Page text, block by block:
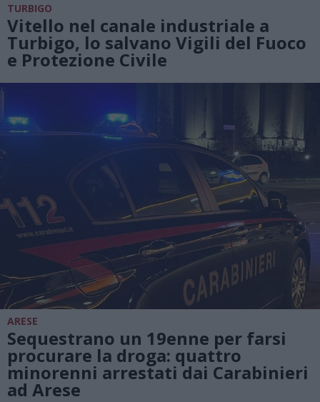
TURBIGO
Vitello nel canale industriale a
Turbigo, lo salvano Vigili del Fuoco
e Protezione Civile
ARESE
Sequestrano un 19enne per farsi
procurare la droga: quattro
minorenni arrestati dai Carabinieri
ad Arese